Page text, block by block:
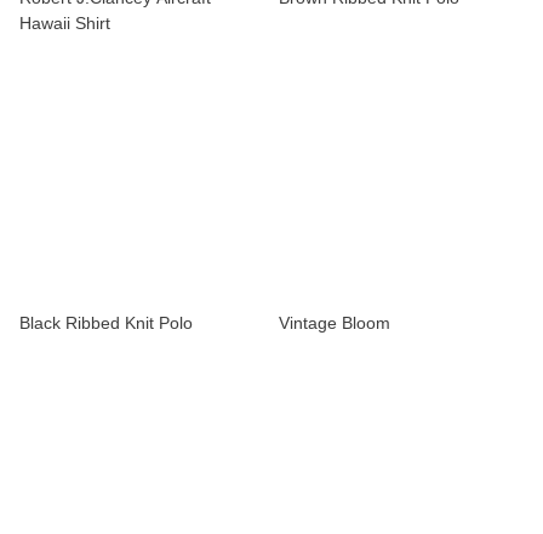
Hawaii Shirt
Black Ribbed Knit Polo Vintage Bloom